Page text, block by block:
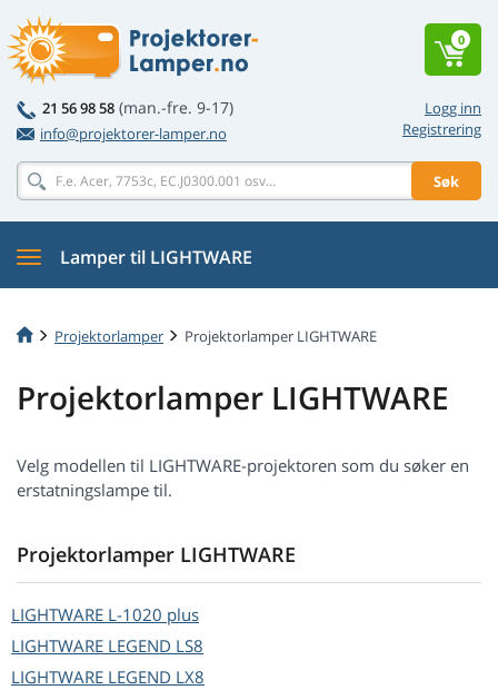
Logg inn
Registrering
21 56 98 58 (man.-fre. 9-17)
info@projektorer-lamper.no
Søk
0
Lamper til LIGHTWARE
Projektorlamper Projektorlamper LIGHTWARE
Projektorlamper LIGHTWARE
Velg modellen til LIGHTWARE-projektoren som du søker en
erstatningslampe til.
Projektorlamper LIGHTWARE
LIGHTWARE L-1020 plus
LIGHTWARE LEGEND LS8
LIGHTWARE LEGEND LX8